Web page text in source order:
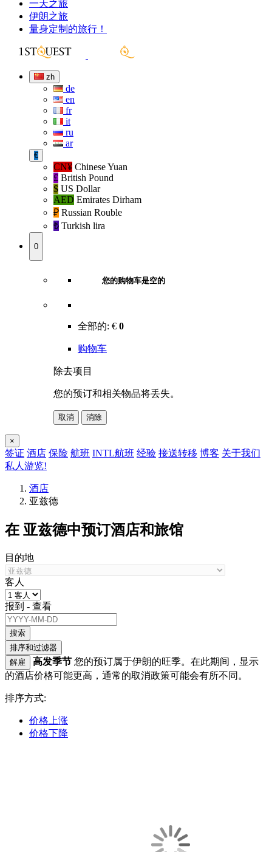
一天之旅
伊朗之旅
量身定制的旅行！
zh
de
en
fr
it
ru
ar
€
CN¥ Chinese Yuan
£ British Pound
$ US Dollar
AED Emirates Dirham
₽‎ Russian Rouble
₺‎ Turkish lira
0
您的购物车是空的
全部的: € 0
购物车
除去项目
您的预订和相关物品将丢失。
取消 消除
×
签证 酒店 保险 航班 INTL航班 经验 接送转移 博客 关于我们
私人游览!
酒店
亚兹德
在 亚兹德中预订酒店和旅馆
目的地
客人
报到 - 查看
搜索
排序和过滤器
解雇
高发季节 您的预订属于伊朗的旺季。在此期间，显示
的酒店价格可能更高，通常的取消政策可能会有所不同。
排序方式:
价格上涨
价格下降